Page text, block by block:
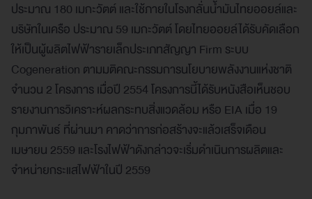
ประมาณ 180 เมกะวัตต์ และใช้ภายในโรงกลั่นน้ำมันไทยออยล์และ
บริษัทในเครือ ประมาณ 59 เมกะวัตต์ โดยไทยออยล์ได้รับคัดเลือก
ให้เป็นผู้ผลิตไฟฟ้ารายเล็กประเภทสัญญา Firm ระบบ
Cogeneration ตามมติคณะกรรมการนโยบายพลังงานแห่งชาติ
จำนวน 2 โครงการ เมื่อปี 2554 โครงการนี้ได้รับหนังสือเห็นชอบ
รายงานการวิเคราะห์ผลกระทบสิ่งแวดล้อม หรือ EIA เมื่อ 19
กุมภาพันธ์ ที่ผ่านมา คาดว่าการก่อสร้างจะแล้วเสร็จเดือน
เมษายน 2559 และโรงไฟฟ้าดังกล่าวจะเริ่มดำเนินการผลิตและ
จำหน่ายกระแสไฟฟ้าในปี 2559